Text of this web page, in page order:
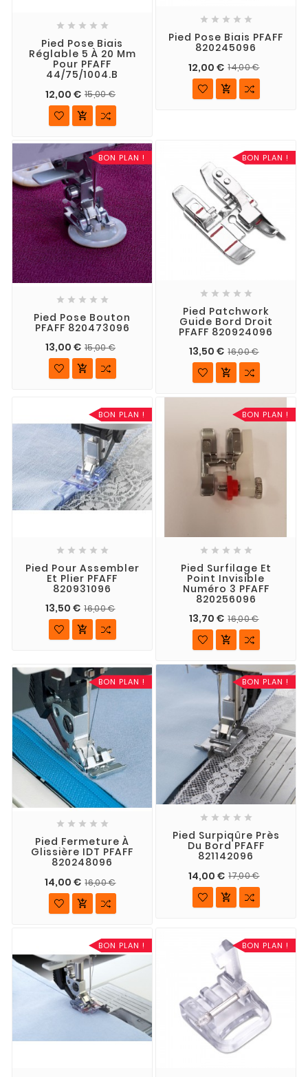
    
Pied Pose Biais
Réglable 5 À 20 Mm
Pour PFAFF
44/75/1004.B
12,00 € 15,00 €

    
Pied Pose Biais PFAFF
820245096
12,00 € 14,00 €

BON PLAN !
    
Pied Pose Bouton
PFAFF 820473096
13,00 € 15,00 €

BON PLAN !
    
Pied Patchwork
Guide Bord Droit
PFAFF 820924096
13,50 € 16,00 €

BON PLAN !
    
Pied Pour Assembler
Et Plier PFAFF
820931096
13,50 € 16,00 €

BON PLAN !
    
Pied Surfilage Et
Point Invisible
Numéro 3 PFAFF
820256096
13,70 € 16,00 €

BON PLAN !
    
Pied Fermeture À
Glissière IDT PFAFF
820248096
14,00 € 16,00 €

BON PLAN !
    
Pied Surpiqûre Près
Du Bord PFAFF
821142096
14,00 € 17,00 €

BON PLAN ! BON PLAN !